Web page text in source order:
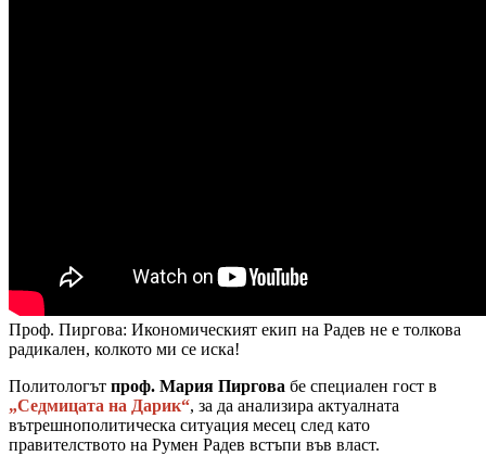
Проф. Пиргова: Икономическият екип на Радев не е толкова
радикален, колкото ми се иска!
Политологът проф. Мария Пиргова бе специален гост в
„Седмицата на Дарик“, за да анализира актуалната
вътрешнополитическа ситуация месец след като
правителството на Румен Радев встъпи във власт.